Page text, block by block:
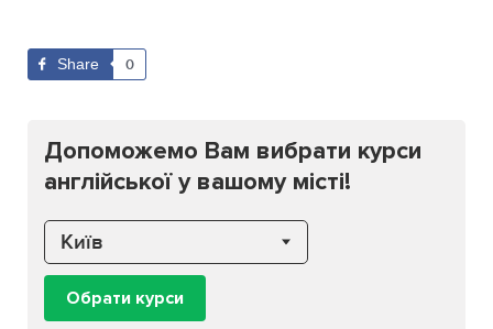
Share 0
Допоможемо Вам вибрати курси
англійської у вашому місті!
Київ
Обрати курси